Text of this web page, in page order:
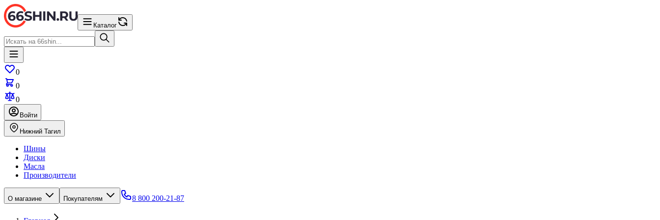
Каталог
0
0
0
Войти
Нижний Тагил
Шины
Диски
Масла
Производители
О магазине Покупателям 8 800 200-21-87